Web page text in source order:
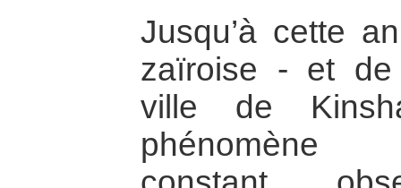
Jusqu’à cette
zaïroise - et de
ville de
phénomène